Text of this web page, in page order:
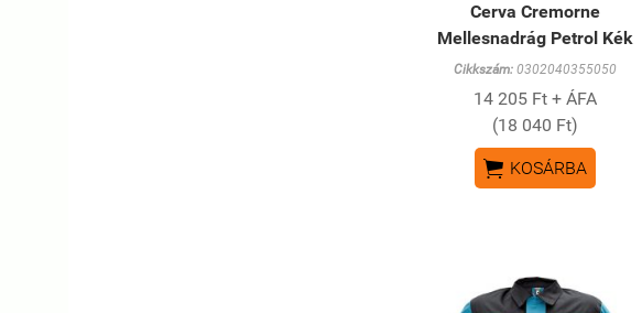
Cerva Cremorne
Mellesnadrág Petrol Kék
Cikkszám:0302040355050
14 205 Ft + ÁFA
(18 040 Ft)
 KOSÁRBA